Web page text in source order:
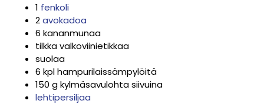
1 fenkoli
2avokadoa
6 kananmunaa
tilkka valkoviinietikkaa
suolaa
6 kpl hampurilaissämpylöitä
150 g kylmäsavulohta siivuina
lehtipersiljaa